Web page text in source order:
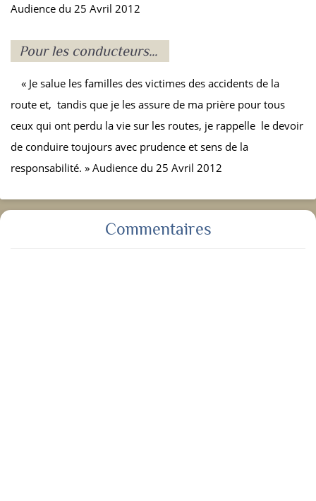
Audience du 25 Avril 2012
Pour les conducteurs...
« Je salue les familles des victimes des accidents de la
route et, tandis que je les assure de ma prière pour tous
ceux qui ont perdu la vie sur les routes, je rappelle le devoir
de conduire toujours avec prudence et sens de la
responsabilité. » Audience du 25 Avril 2012
Commentaires